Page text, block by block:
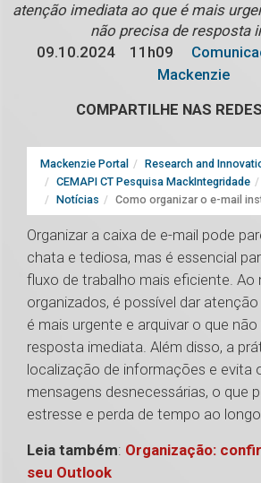
atenção imediata ao que é mais
não precisa de resposta
09.10.2024
11h09
Mackenzie
COMPARTILHE NAS
Mackenzie Portal
Research and
CEMAPI CT Pesquisa MackIntegridade
Notícias
Como organizar o e-mail
Organizar a caixa de e-mail pode
chata e tediosa, mas é essencial
fluxo de trabalho mais eficiente. Ao
organizados, é possível dar
é mais urgente e arquivar o que não
resposta imediata. Além disso, a
localização de informações e evita
mensagens desnecessárias, o que
estresse e perda de tempo ao
Leia também: Organização:
seu Outlook